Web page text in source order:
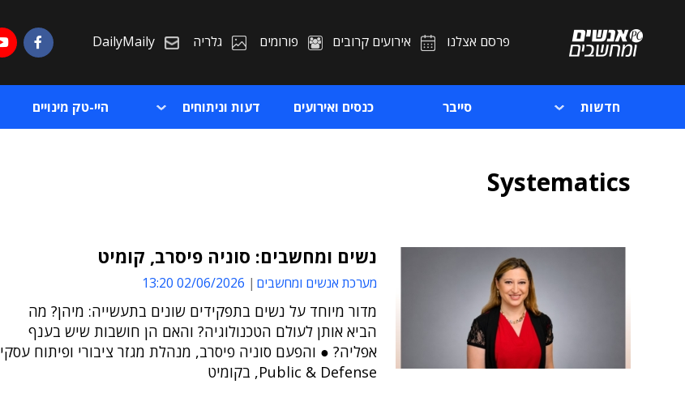
פרסם אצלנו אירועים קרובים פורומים גלריה DailyMaily
חדשות סייבר כנסים ואירועים דעות וניתוחים היי-טק מינויים
Systematics
נשים ומחשבים: סוניה פיסרב, קומיט
מערכת אנשים ומחשבים 02/06/2026 13:20
מדור מיוחד על נשים בתפקידים שונים בתעשייה: מיהן? מה
הביא אותן לעולם הטכנולוגיה? והאם הן חושבות שיש בענף
אפליה? ● והפעם סוניה פיסרב, מנהלת מגזר ציבורי ופיתוח עסקי
Public & Defense, בקומיט